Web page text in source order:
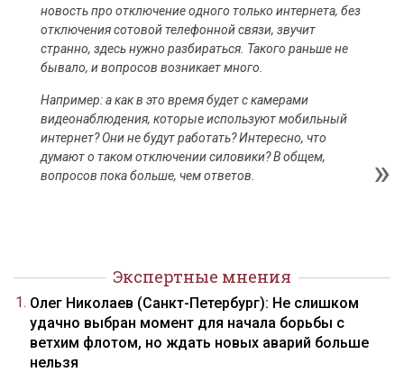
новость про отключение одного только интернета, без
отключения сотовой телефонной связи, звучит
странно, здесь нужно разбираться. Такого раньше не
бывало, и вопросов возникает много.
Например: а как в это время будет с камерами
видеонаблюдения, которые используют мобильный
интернет? Они не будут работать? Интересно, что
думают о таком отключении силовики? В общем,
вопросов пока больше, чем ответов.
Экспертные мнения
Олег Николаев (Санкт-Петербург): Не слишком
удачно выбран момент для начала борьбы с
ветхим флотом, но ждать новых аварий больше
нельзя